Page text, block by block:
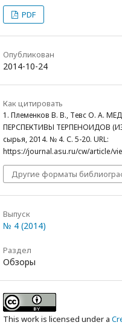
PDF
Опубликован
2014-10-24
Как цитировать
1. Племенков В. В., Тевс О. А.
ПЕРСПЕКТИВЫ ТЕРПЕНОИДОВ
сырья, 2014. № 4. С. 5-20. URL:
https://journal.asu.ru/cw/article/
Другие форматы
Выпуск
№ 4 (2014)
Раздел
Обзоры
This work is licensed under a